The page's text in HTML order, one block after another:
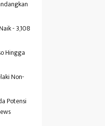
- 3,108
Hingga
Non-
Potensi